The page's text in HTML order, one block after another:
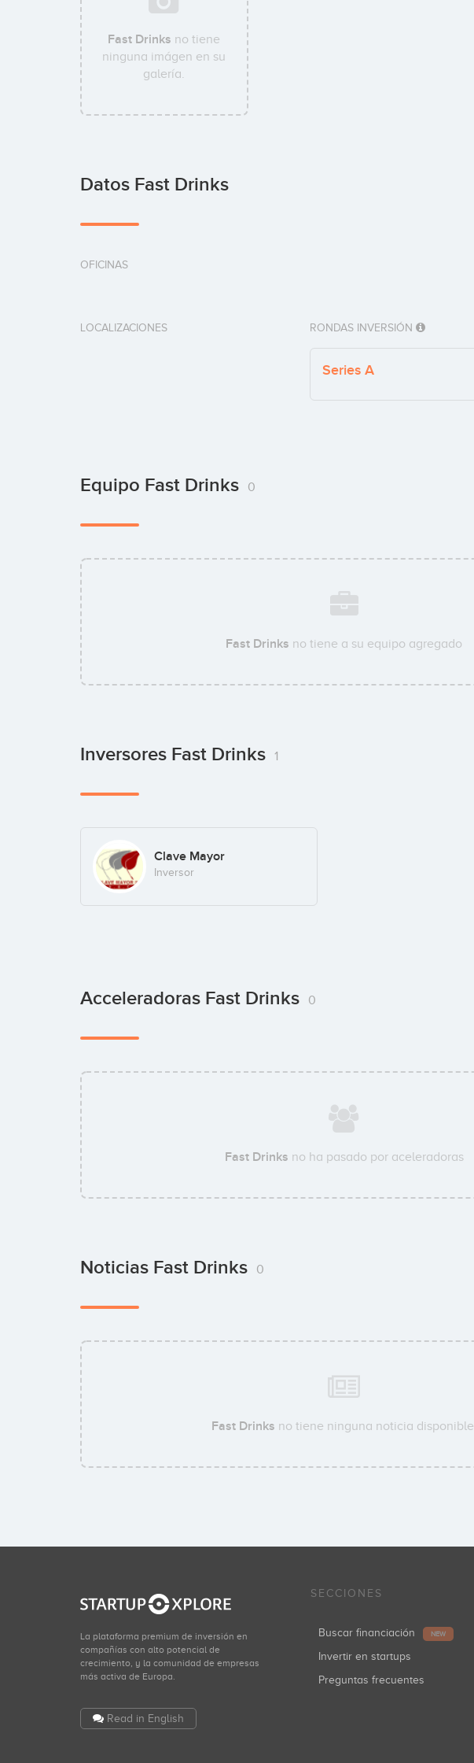
Fast Drinks no tiene
ninguna imágen en su
galería.
Datos Fast Drinks
OFICINAS
LOCALIZACIONES RONDAS INVERSIÓN
Series A
Equipo Fast Drinks 0
Fast Drinks no tiene a su equipo agregado
Inversores Fast Drinks 1
Clave Mayor
Inversor
Acceleradoras Fast Drinks 0
Fast Drinks no ha pasado por aceleradoras
Noticias Fast Drinks 0
Fast Drinks no tiene ninguna noticia disponible.
La plataforma premium de inversión en
compañías con alto potencial de
crecimiento, y la comunidad de empresas
más activa de Europa.
Read in English
SECCIONES
Buscar financiación NEW
Invertir en startups
Preguntas frecuentes